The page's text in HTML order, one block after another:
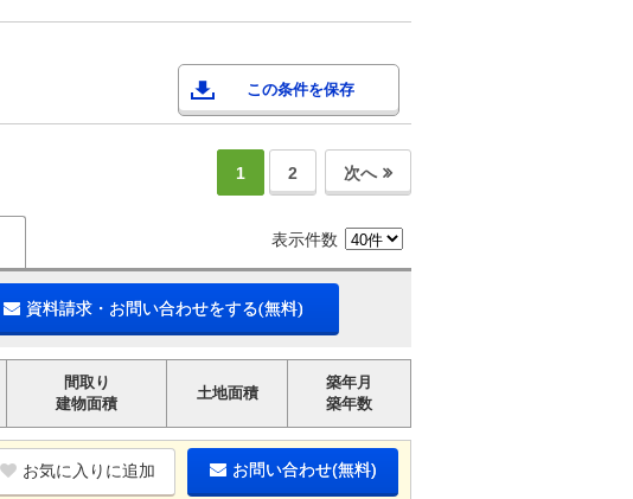
この条件を保存
1 2 次へ
表示件数
資料請求・お問い合わせをする(無料)
間取り
建物面積
土地面積
築年月
築年数
お気に入りに追加 お問い合わせ(無料)